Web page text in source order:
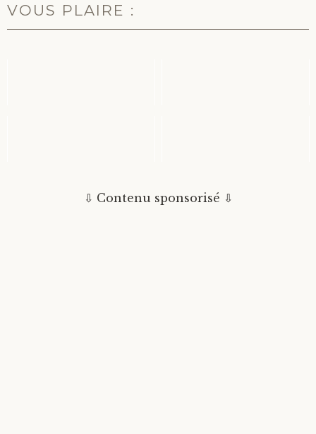
VOUS PLAIRE :
DRESSEUR
ALGÉRIE...
OFFICIELLEMENT
CHRÉT...
⇩ Contenu sponsorisé ⇩